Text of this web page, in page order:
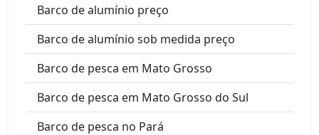
Barco de alumínio preço
Barco de alumínio sob medida preço
Barco de pesca em Mato Grosso
Barco de pesca em Mato Grosso do Sul
Barco de pesca no Pará